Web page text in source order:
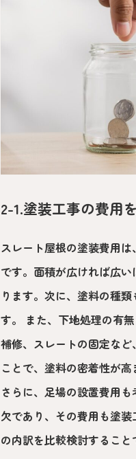
2-1.塗装工事の費用
スレート屋根の塗装費用
です。面積が広ければ広
ります。次に、塗料の種
す。 また、下地処理の有
補修、スレートの固定な
ことで、塗料の密着性が
さらに、足場の設置費用
欠であり、その費用も塗
の内訳を比較検討すること